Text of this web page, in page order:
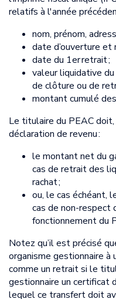
relatifs à l'année
nom, prénom,
date d’ouverture et
date du 1er retrait ;
valeur liquidative
de clôture ou de
montant cumulé
Le titulaire du PEAC
déclaration de revenu :
le montant net du
cas de retrait des
rachat ;
ou, le cas échéant,
cas de non-respect
fonctionnement du
Notez qu’il est précisé
organisme gestionnaire
comme un retrait si le
gestionnaire un certificat
lequel ce transfert doit